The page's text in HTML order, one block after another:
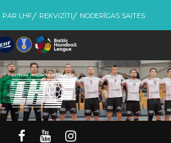
PAR LHF REKVIZĪTI NODERĪGAS SAITES